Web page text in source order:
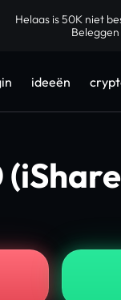
Helaas is 50K niet
ideeën